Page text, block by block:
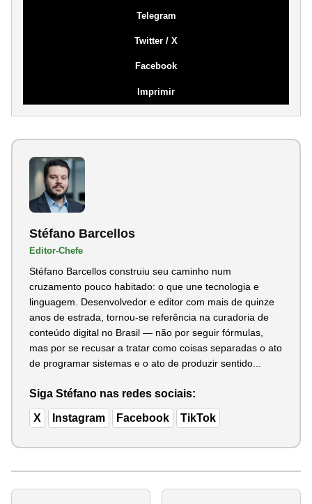
Telegram
Twitter / X
Facebook
Imprimir
Stéfano Barcellos
Editor-Chefe
Stéfano Barcellos construiu seu caminho num
cruzamento pouco habitado: o que une tecnologia e
linguagem. Desenvolvedor e editor com mais de quinze
anos de estrada, tornou-se referência na curadoria de
conteúdo digital no Brasil — não por seguir fórmulas,
mas por se recusar a tratar como coisas separadas o ato
de programar sistemas e o ato de produzir sentido...
Siga Stéfano nas redes sociais:
X Instagram Facebook TikTok